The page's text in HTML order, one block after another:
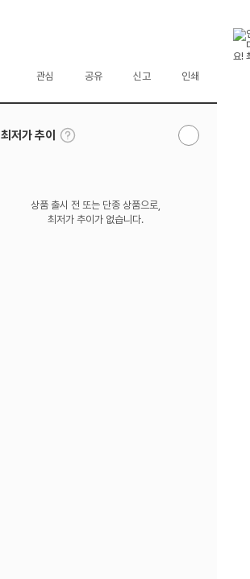
관심 공유 신고 인쇄
최저가 추이
툴
팁
알
상품 출시 전 또는 단종 상품으로,
최저가 추이가 없습니다.